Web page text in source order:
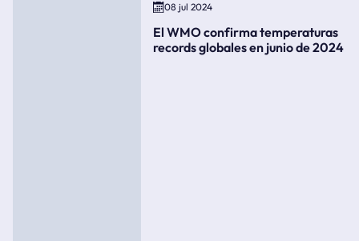
08 jul 2024
El WMO confirma temperaturas
records globales en junio de 2024